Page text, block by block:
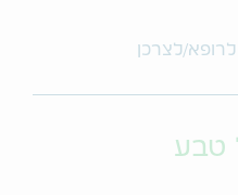
לרופא/לצרכן
טבע